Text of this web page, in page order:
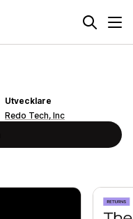
Utvecklare
Redo Tech, Inc